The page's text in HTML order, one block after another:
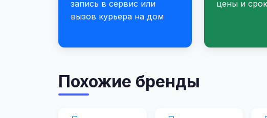
запись в сервис или
вызов курьера на дом
цены и
Похожие бренды